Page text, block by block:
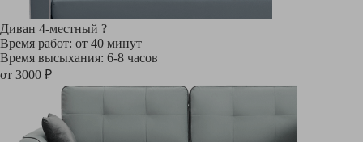
Диван 4-местный ?
Время работ: от 40 минут
Время высыхания: 6-8 часов
от 3000 ₽